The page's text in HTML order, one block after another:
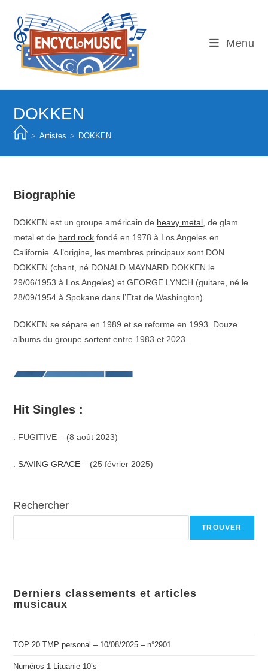
content
Menu
DOKKEN
> Artistes > DOKKEN
Biographie
DOKKEN est un groupe américain de heavy metal , de glam
metal et de hard rock fondé en 1978 à Los Angeles en
Californie. A l’origine, les membres principaux sont DON
DOKKEN (chant, né DONALD MAYNARD DOKKEN le
29/06/1953 à Los Angeles) et GEORGE LYNCH (guitare, né le
28/09/1954 à Spokane dans l’Etat de Washington).
DOKKEN se sépare en 1989 et se reforme en 1993. Douze
albums du groupe sortent entre 1983 et 2023.
Hit Singles :
FUGITIVE – (8 août 2023)
.SAVING GRACE – (25 février 2025)
Rechercher
TROUVER
Derniers classements et articles
musicaux
TOP 20 TMP personal – 10/08/2025 – n°2901
Numéros 1 Lituanie 10’s